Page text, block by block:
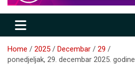
Home 2025 Decembar
29
ponedjeljak, 29. decembar 2025. godine